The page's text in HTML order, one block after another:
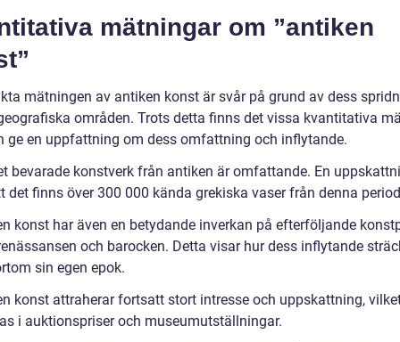
mätningar om ”antiken
mätningen av antiken konst är svår på grund av dess
områden. Trots detta finns det vissa kvantitativa
ge en uppfattning om dess omfattning och inflytande.
bevarade konstverk från antiken är omfattande. En
det finns över 300 000 kända grekiska vaser från denna
konst har även en betydande inverkan på efterföljande
och barocken. Detta visar hur dess inflytande
sin egen epok.
konst attraherar fortsatt stort intresse och uppskattning,
i auktionspriser och museumutställningar.